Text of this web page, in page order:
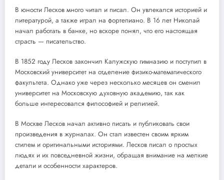
В юности Лесков много читал и писал. Он увлекался историей и
литературой, а также играл на фортепиано. В 16 лет Николай
начал работать в банке, но вскоре понял, что его настоящая
страсть — писательство.
В 1852 году Лесков закончил Калужскую гимназию и поступил в
Московский университет на отделение физико-математического
факультета. Однако уже через несколько месяцев он сменил
университет на Московскую духовную академию, так как
больше интересовался философией и религией.
В Москве Лесков начал активно писать и публиковать свои
произведения в журналах. Он стал известен своим ярким
стилем и оригинальными историями. Лесков писал о простых
людях и их повседневной жизни, обращая внимание на мелкие
детали и особенности характеров.